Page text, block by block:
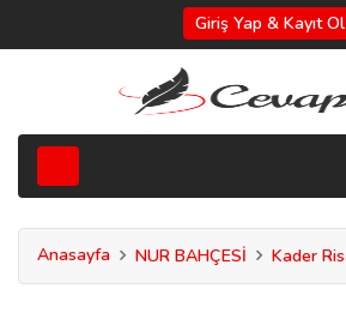
Giriş Yap & Kayıt Ol
Anasayfa NUR BAHÇESİ Kader